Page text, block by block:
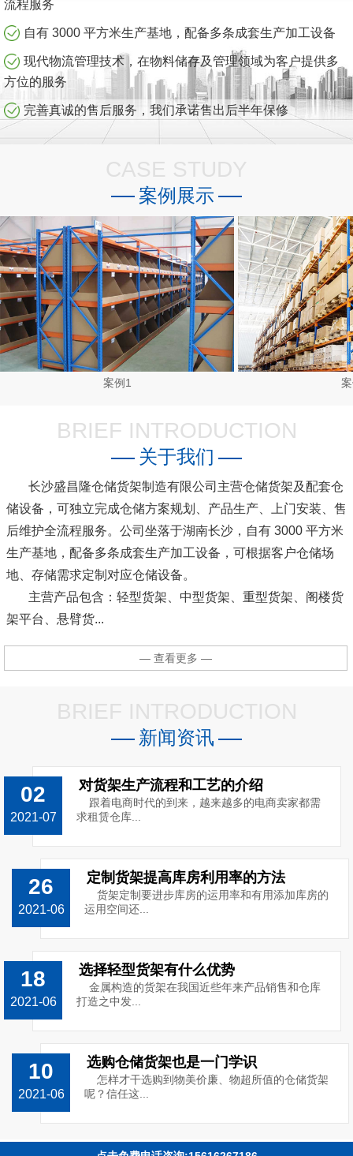
流程服务
自有 3000 平方米生产基地，配备多条成套生产加工设备
现代物流管理技术，在物料储存及管理领域为客户提供多
方位的服务
完善真诚的售后服务，我们承诺售出后半年保修
CASE STUDY
案例展示
案例1
BRIEF INTRODUCTION
关于我们
长沙盛昌隆仓储货架制造有限公司主营仓储货架及配套仓
储设备，可独立完成仓储方案规划、产品生产、上门安装、售
后维护全流程服务。公司坐落于湖南长沙，自有 3000 平方米
生产基地，配备多条成套生产加工设备，可根据客户仓储场
地、存储需求定制对应仓储设备。
主营产品包含：轻型货架、中型货架、重型货架、阁楼货
架平台、悬臂货...
— 查看更多 —
BRIEF INTRODUCTION
新闻资讯
02
2021-07
对货架生产流程和工艺的介绍
跟着电商时代的到来，越来越多的电商卖家都需
求租赁仓库...
26
2021-06
定制货架提高库房利用率的方法
货架定制要进步库房的运用率和有用添加库房的
运用空间还...
18
2021-06
选择轻型货架有什么优势
金属构造的货架在我国近些年来产品销售和仓库
打造之中发...
10
2021-06
选购仓储货架也是一门学识
怎样才干选购到物美价廉、物超所值的仓储货架
呢？信任这...